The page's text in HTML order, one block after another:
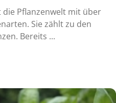
Pflanzenwelt mit über
Sie zählt zu den
Bereits ...